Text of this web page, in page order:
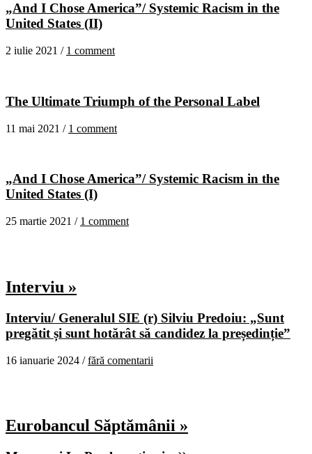
„And I Chose America”/ Systemic Racism in the
United States (II)
2 iulie 2021 / 1 comment
The Ultimate Triumph of the Personal Label
11 mai 2021 / 1 comment
„And I Chose America”/ Systemic Racism in the
United States (I)
25 martie 2021 / 1 comment
Interviu »
Interviu/ Generalul SIE (r) Silviu Predoiu: „Sunt
pregătit și sunt hotărât să candidez la președinție”
16 ianuarie 2024 /fără comentarii
Eurobancul Săptămânii »